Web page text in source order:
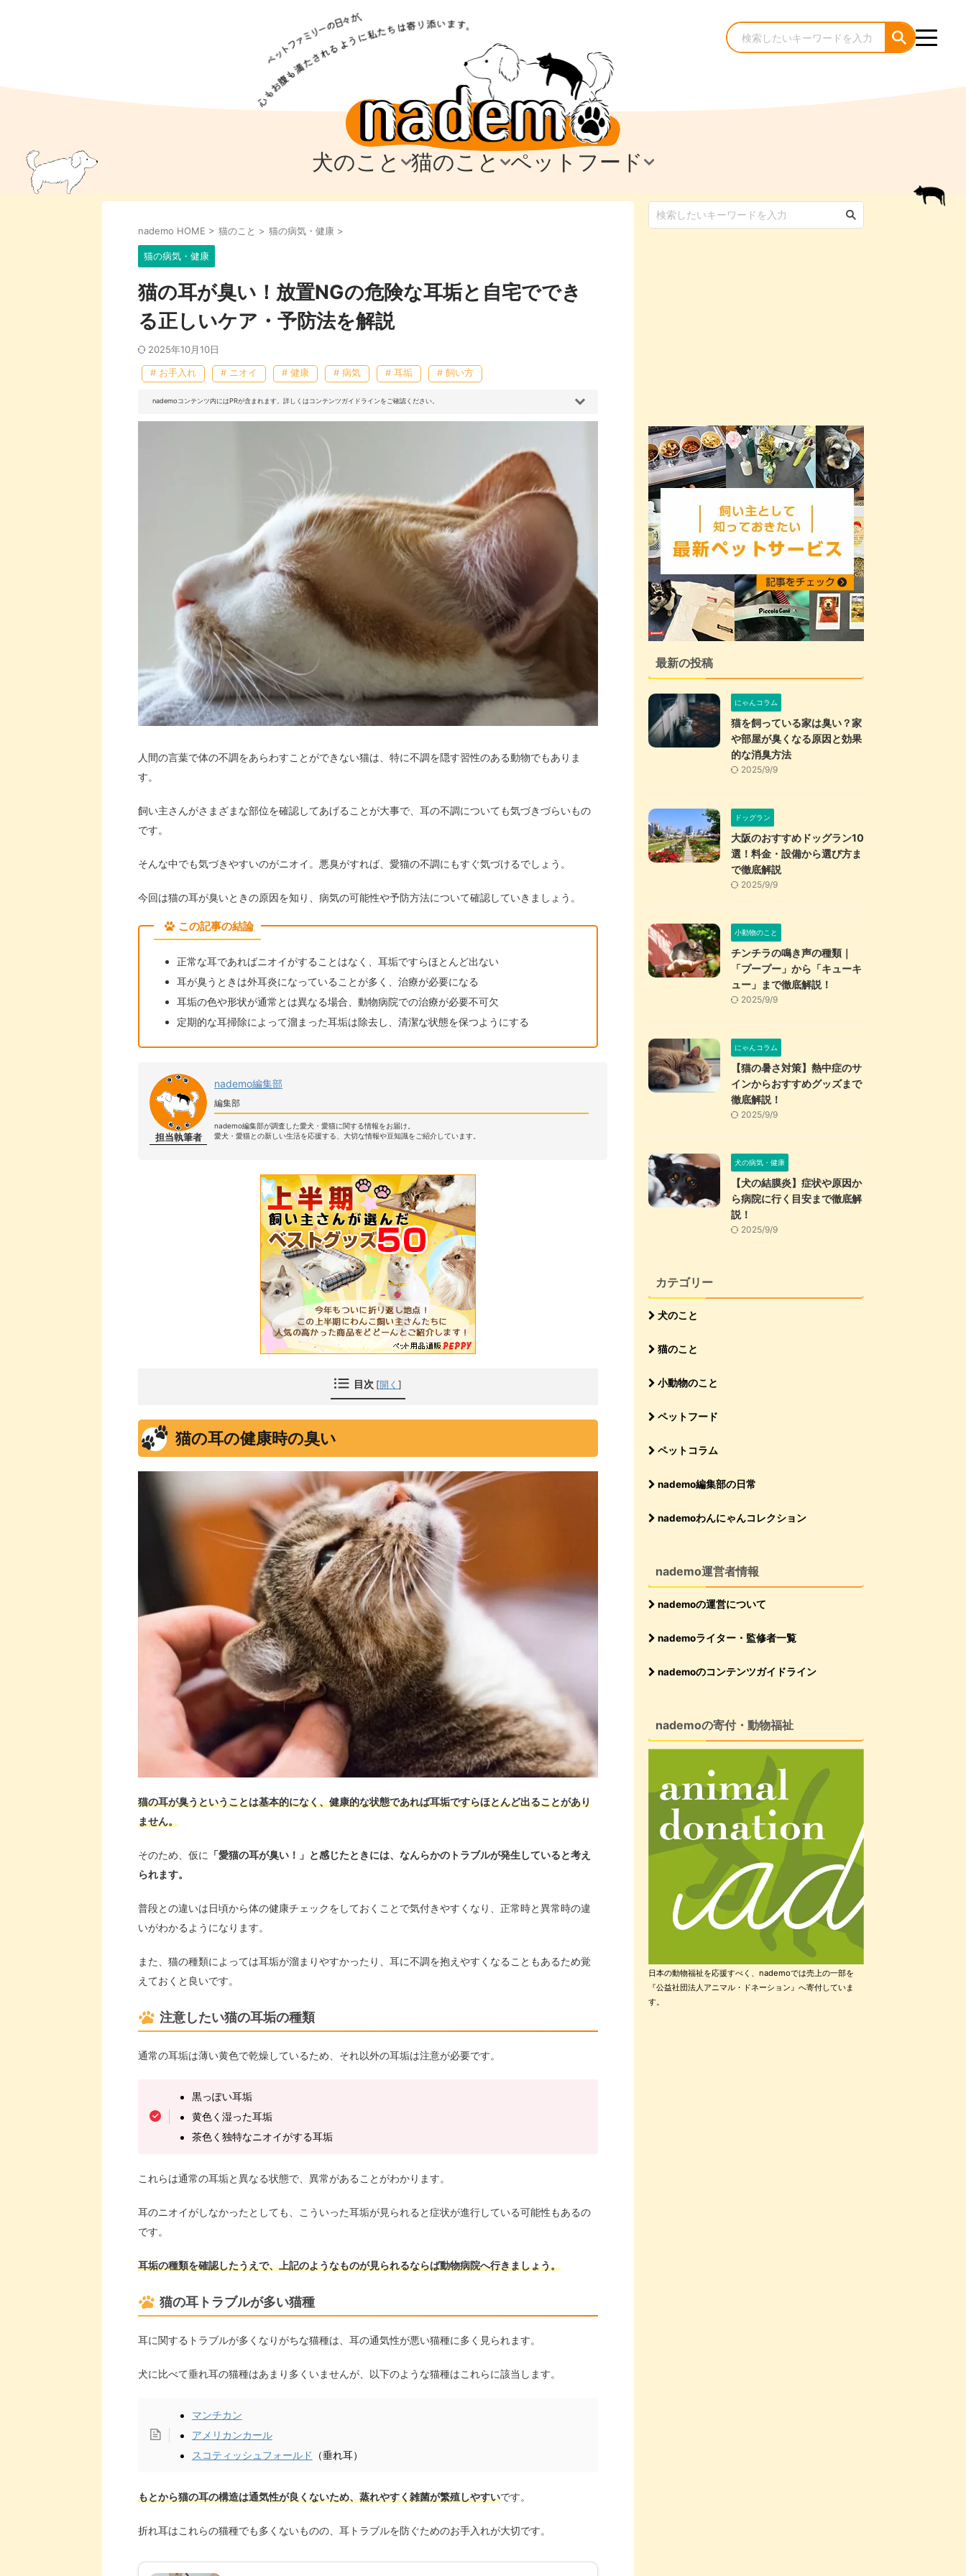
犬のこと
犬のこと
犬のケア・お手入れ
犬のしつけ
犬のアイテム
猫のこと
猫のこと
猫のケア・お手入れ
猫のしつけ
猫のアイテム
ペットフード
ペットフード
nademo HOME > 猫のこと > 猫の病気・健康 >
猫の病気・健康
猫の耳が臭い！放置NGの危険な耳垢と自宅ででき
る正しいケア・予防法を解説
2025年10月10日
# お手入れ # ニオイ # 健康 # 病気 # 耳垢 # 飼い方
nademoコンテンツ内にはPRが含まれます。詳しくはコンテンツガイドラインをご確認ください。
人間の言葉で体の不調をあらわすことができない猫は、特に不調を隠す習性のある動物でもありま
す。
飼い主さんがさまざまな部位を確認してあげることが大事で、耳の不調についても気づきづらいもの
です。
そんな中でも気づきやすいのがニオイ。悪臭がすれば、愛猫の不調にもすぐ気づけるでしょう。
今回は猫の耳が臭いときの原因を知り、病気の可能性や予防方法について確認していきましょう。
この記事の結論
正常な耳であればニオイがすることはなく、耳垢ですらほとんど出ない
耳が臭うときは外耳炎になっていることが多く、治療が必要になる
耳垢の色や形状が通常とは異なる場合、動物病院での治療が必要不可欠
定期的な耳掃除によって溜まった耳垢は除去し、清潔な状態を保つようにする
担当執筆者
nademo編集部
編集部
nademo編集部が調査した愛犬・愛猫に関する情報をお届け。
愛犬・愛猫との新しい生活を応援する、大切な情報や豆知識をご紹介しています。
目次 [開く ]
猫の耳の健康時の臭い
猫の耳が臭うということは基本的になく、健康的な状態であれば耳垢ですらほとんど出ることがあり
ません。
そのため、仮に 「愛猫の耳が臭い！」と感じたときには、なんらかのトラブルが発生していると考え
られます。
普段との違いは日頃から体の健康チェックをしておくことで気付きやすくなり、正常時と異常時の違
いがわかるようになります。
また、猫の種類によっては耳垢が溜まりやすかったり、耳に不調を抱えやすくなることもあるため覚
えておくと良いです。
注意したい猫の耳垢の種類
通常の耳垢は薄い黄色で乾燥しているため、それ以外の耳垢は注意が必要です。
黒っぽい耳垢
黄色く湿った耳垢
茶色く独特なニオイがする耳垢
これらは通常の耳垢と異なる状態で、異常があることがわかります。
耳のニオイがしなかったとしても、こういった耳垢が見られると症状が進行している可能性もあるの
です。
耳垢の種類を確認したうえで、上記のようなものが見られるならば動物病院へ行きましょう。
猫の耳トラブルが多い猫種
耳に関するトラブルが多くなりがちな猫種は、耳の通気性が悪い猫種に多く見られます。
犬に比べて垂れ耳の猫種はあまり多くいませんが、以下のような猫種はこれらに該当します。
マンチカン
アメリカンカール
スコティッシュフォールド
（垂れ耳）
もとから猫の耳の構造は通気性が良くないため、蒸れやすく雑菌が繁殖しやすいです。
折れ耳はこれらの猫種でも多くないものの、耳トラブルを防ぐためのお手入れが大切です。
最新の投稿
にゃんコラム
猫を飼っている家は臭い？家
や部屋が臭くなる原因と効果
的な消臭方法
2025/9/9
ドッグラン
大阪のおすすめドッグラン10
選！料金・設備から選び方ま
で徹底解説
2025/9/9
小動物のこと
チンチラの鳴き声の種類｜
「プープー」から「キューキ
ュー」まで徹底解説！
2025/9/9
にゃんコラム
【猫の暑さ対策】熱中症のサ
インからおすすめグッズまで
徹底解説！
2025/9/9
犬の病気・健康
【犬の結膜炎】症状や原因か
ら病院に行く目安まで徹底解
説！
2025/9/9
カテゴリー
犬のこと
猫のこと
小動物のこと
ペットフード
ペットコラム
nademo編集部の日常
nademoわんにゃんコレクション
nademo運営者情報
nademoの運営について
nademoライター・監修者一覧
nademoのコンテンツガイドライン
nademoの寄付・動物福祉
日本の動物福祉を応援すべく、nademoでは売上の一部を
『公益社団法人アニマル・ドネーション』へ寄付していま
す。